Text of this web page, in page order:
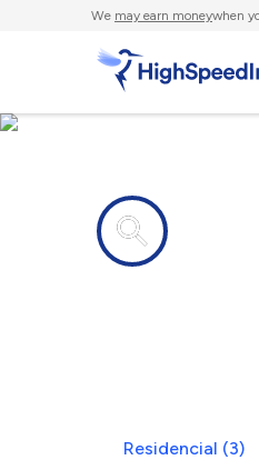
We may earn moneywhen
Residencial (3)